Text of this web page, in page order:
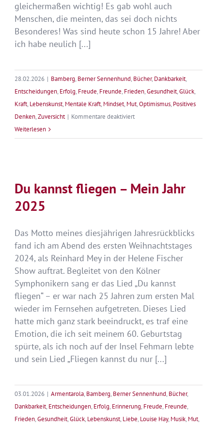
gleichermaßen wichtig! Es gab wohl auch
Menschen, die meinten, das sei doch nichts
Besonderes! Was sind heute schon 15 Jahre! Aber
ich habe neulich [...]
28.02.2026 | Bamberg, Berner Sennenhund, Bücher, Dankbarkeit,
Entscheidungen, Erfolg, Freude, Freunde, Frieden,Gesundheit,Glück,
Kraft, Lebenskunst, Mentale Kraft, Mindset, Mut,Optimismus, Positives
Denken,Zuversicht | Kommentare deaktiviertfür
Glück
Zum
der
Edition
Forsbach
Weiterlesen
Du kannst fliegen – Mein Jahr
2025
Das Motto meines diesjährigen Jahresrückblicks
fand ich am Abend des ersten Weihnachtstages
2024, als Reinhard Mey in der Helene Fischer
Show auftrat. Begleitet von den Kölner
Symphonikern sang er das Lied „Du kannst
fliegen“ – er war nach 25 Jahren zum ersten Mal
wieder im Fernsehen aufgetreten. Dieses Lied
hatte mich ganz stark beeindruckt, es traf eine
Emotion, die ich seit meinem 60. Geburtstag
spürte, als ich noch auf der Insel Fehmarn lebte
und sein Lied „Fliegen kannst du nur [...]
03.01.2026 | Armentarola, Bamberg, Berner Sennenhund, Bücher,
Dankbarkeit, Entscheidungen, Erfolg, Erinnerung, Freude, Freunde,
Frieden,Gesundheit,Glück, Lebenskunst, Liebe, Louise Hay, Musik, Mut,